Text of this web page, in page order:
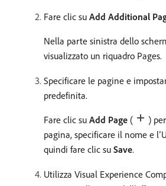
Fare clic su Add Additional
Nella parte sinistra dello
visualizzato un riquadro Pages.
Specificare le pagine e
predefinita.
Fare clic su Add Page (
)
pagina, specificare il nome e
quindi fare clic su Save.
Utilizza Visual Experience